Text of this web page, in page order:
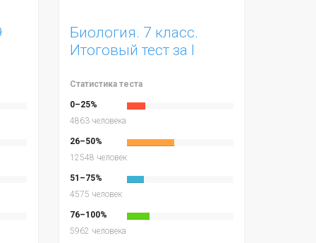
Биология. 7 класс.
Итоговый тест за I
Статистика теста
0–25%
4863 человека
26–50%
12548 человек
51–75%
4575 человек
76–100%
5962 человека